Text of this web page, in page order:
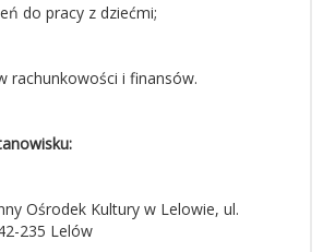
do pracy z dziećmi;
rachunkowości i finansów.
Ośrodek Kultury w Lelowie, ul.
235 Lelów